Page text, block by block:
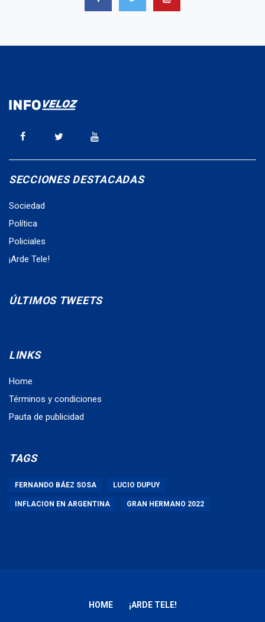
SECCIONES DESTACADAS
Sociedad
Política
Policiales
¡Arde Tele!
ÚLTIMOS TWEETS
LINKS
Home
Términos y condiciones
Pauta de publicidad
TAGS
FERNANDO BÁEZ SOSA LUCIO DUPUY
INFLACION EN ARGENTINA GRAN HERMANO 2022
HOME ¡ARDE TELE!